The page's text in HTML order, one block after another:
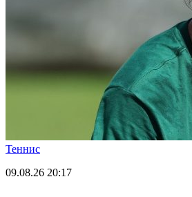
Теннис
09.08.26 20:17